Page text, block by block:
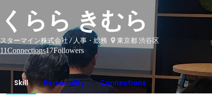
くらら きむら
スターマイン株式会社 / 人事・総務
東京都 渋谷区
11Connections17Followers
Skill Personality Connections